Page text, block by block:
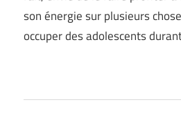
son énergie sur plusieurs
occuper des adolescents